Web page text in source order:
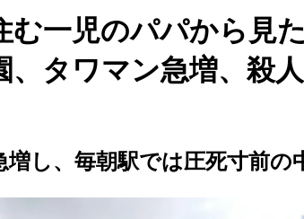
む一児のパパから見
、タワマン急増、殺
増し、毎朝駅では圧死寸前の